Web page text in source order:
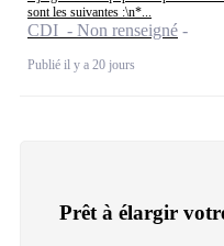
sont les suivantes :\n*...
CDI - Non renseigné
Publié il y a 20 jours
Prêt à élargir